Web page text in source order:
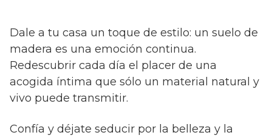
Dale a tu casa un toque de estilo: un suelo de
madera es una emoción continua.
Redescubrir cada día el placer de una
acogida íntima que sólo un material natural y
vivo puede transmitir.
Confía y déjate seducir por la belleza y la